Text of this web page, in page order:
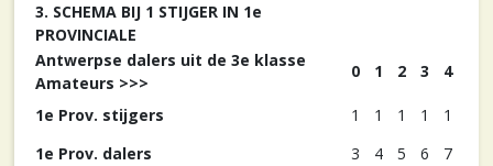
3. SCHEMA BIJ 1 STIJGER IN 1e
PROVINCIALE
Antwerpse dalers uit de 3e klasse
Amateurs >>>
0 1 2 3 4
1e Prov. stijgers 1 1 1 1
1
1e Prov. dalers
3 4 5 6
7